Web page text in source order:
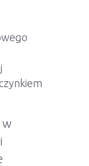
w